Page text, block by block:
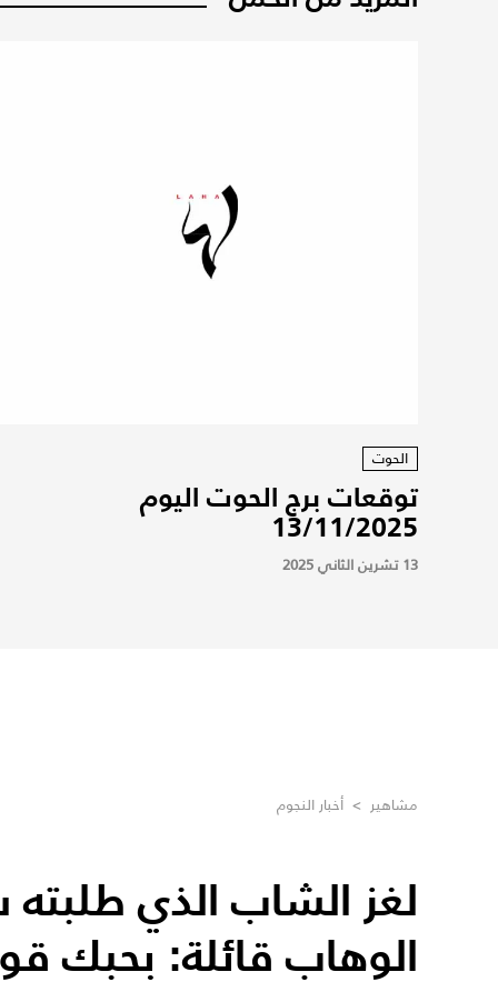
الحوت
توقعات برج الحوت اليوم
13/11/2025
13 تشرين الثاني 2025
مشاهير > أخبار النجوم
لغز الشاب الذي
الوهاب قائلة: بحبك